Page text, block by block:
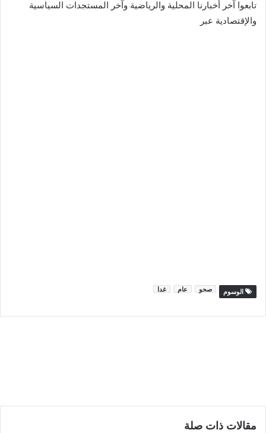
تابعوا آخر أخبارنا المحلية والرياضية وآخر المستجدات السياسية
والإقتصادية عبر
الوسوم صحو عام غدا
مقالات ذات صلة